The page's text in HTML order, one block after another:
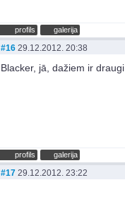
profils galerija
#16 29.12.2012. 20:38
Blacker, jā, dažiem ir draugi
profils galerija
#17 29.12.2012. 23:22